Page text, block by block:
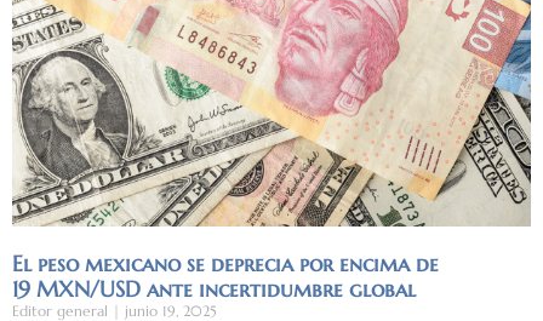
El peso mexicano se deprecia por encima de
19 MXN/USD ante incertidumbre global
Editor general junio 19, 2025